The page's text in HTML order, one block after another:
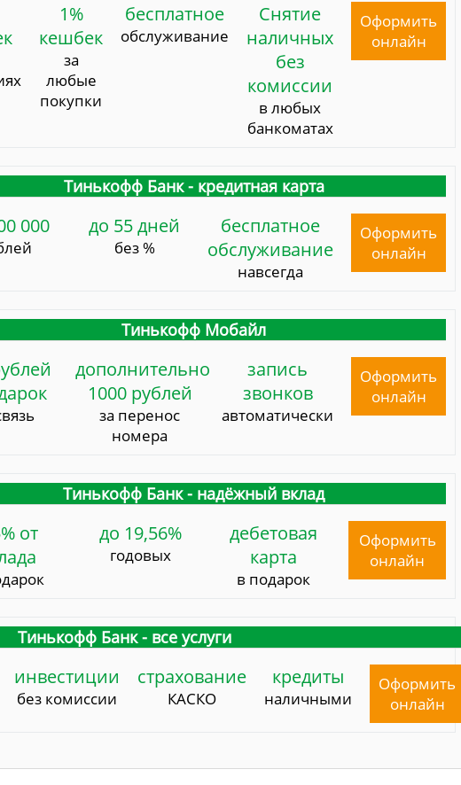
1%
кешбек
за
любые
покупки
бесплатное
обслуживание
Снятие
наличных
без
комиссии
в любых
банкоматах
Оформить
онлайн
Тинькофф Банк - кредитная карта
000 до 55 дней
без %
бесплатное
обслуживание
навсегда
Оформить
онлайн
Тинькофф Мобайл
дополнительно
1000 рублей
за перенос
номера
запись
звонков
автоматически
Оформить
онлайн
Тинькофф Банк - надёжный вклад
от
до 19,56%
годовых
дебетовая
карта
в подарок
Оформить
онлайн
Тинькофф Банк - все услуги
инвестиции
без комиссии
страхование
КАСКО
кредиты
наличными
Оформить
онлайн